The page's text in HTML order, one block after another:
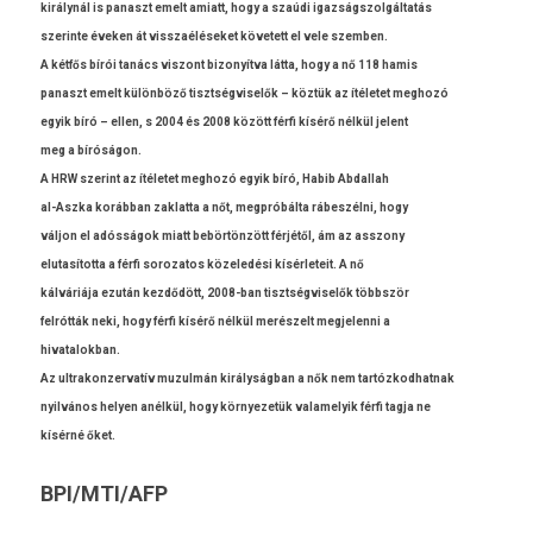
királynál is panaszt emelt amiatt, hogy a szaúdi igaz­ságszol­gáltatás
szerin­te éveken át visszaéléseket követett el vele szemb­en.
A kétfős bírói tanács vis­zont bi­zonyít­va látta, hogy a nő 118 hamis
panaszt emelt különböző tisztség­viselők – köztük az ítéletet meg­hozó
egyik bíró – ellen, s 2004 és 2008 között férfi kísérő nélkül jelent
meg a bíróságon.
A HRW szerint az ítéletet meg­hozó egyik bíró, Habib Ab­dal­lah
al-Aszka korábban zak­latta a nőt, megpróbálta rábeszélni, hogy
váljon el adósságok miatt bebörtönzött férjétől, ám az as­szony
elutasítot­ta a férfi sorozatos közeledési kísér­leteit. A nő
kálváriája ezután kezdődött, 2008-ban tisztség­viselők többször
felrótták neki, hogy férfi kísérő nélkül merészelt meg­jelen­ni a
hivatalok­ban.
Az ultrakon­zervatív muzul­mán királyságban a nők nem tar­tózkod­hatnak
nyilvános hely­en anélkül, hogy kör­nyezetük valamelyik férfi tagja ne
kísérné őket.
BPI/MTI/AFP